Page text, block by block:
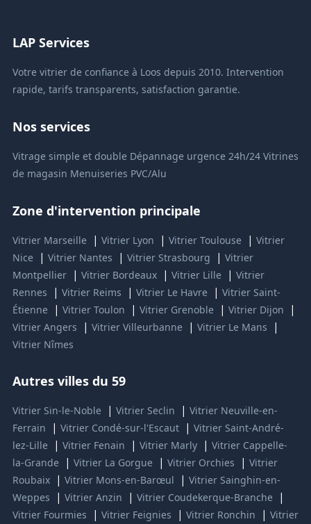
LAP Services
Votre vitrier de confiance à Loos depuis 2010. Intervention
rapide, tarifs transparents, satisfaction garantie.
Nos services
Vitrage simple et double Dépannage urgence 24h/24 Vitrines
de magasin Menuiseries PVC/Alu
Zone d'intervention principale
Vitrier Marseille | Vitrier Lyon | Vitrier Toulouse | Vitrier
Nice
| Vitrier Nantes | Vitrier Strasbourg | Vitrier
Montpellier | Vitrier Bordeaux | Vitrier Lille | Vitrier
Rennes
| Vitrier Reims | Vitrier Le Havre | Vitrier Saint-
Étienne
| Vitrier Toulon | Vitrier Grenoble | Vitrier Dijon |
Vitrier Angers | Vitrier Villeurbanne | Vitrier Le Mans |
Vitrier Nîmes
Autres villes du 59
Vitrier Sin-le-Noble | Vitrier Seclin | Vitrier Neuville-en-
Ferrain
| Vitrier Condé-sur-l'Escaut | Vitrier Saint-André-
lez-Lille
| Vitrier Fenain | Vitrier Marly | Vitrier Cappelle-
la-Grande
| Vitrier La Gorgue | Vitrier Orchies | Vitrier
Roubaix | Vitrier Mons-en-Barœul | Vitrier Sainghin-en-
Weppes
| Vitrier Anzin | Vitrier Coudekerque-Branche |
Vitrier Fourmies | Vitrier Feignies | Vitrier Ronchin | Vitrier